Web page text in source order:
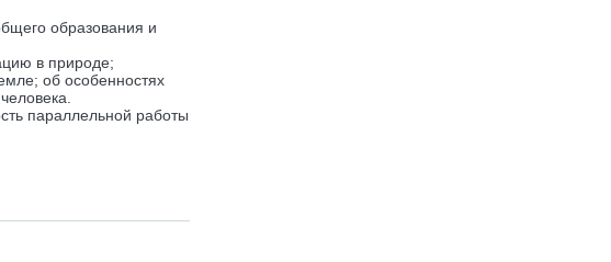
образования и
в природе;
об особенностях
параллельной работы